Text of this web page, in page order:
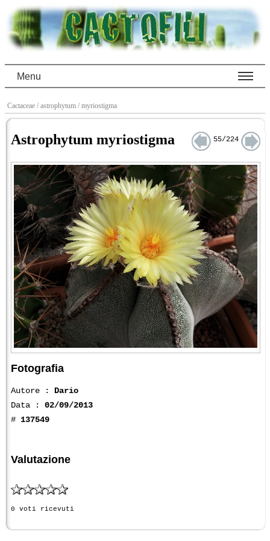
Menu
Cactaceae / astrophytum / myriostigma
Astrophytum myriostigma 55/224
Fotografia
Autore : Dario
Data : 02/09/2013
# 137549
Valutazione
0 voti ricevuti